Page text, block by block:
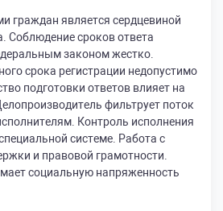
граждан является сердцевиной
Соблюдение сроков ответа
законом жестко.
срока регистрации недопустимо
подготовки ответов влияет на
фильтрует поток
Контроль исполнения
системе. Работа с
и правовой грамотности.
социальную напряженность